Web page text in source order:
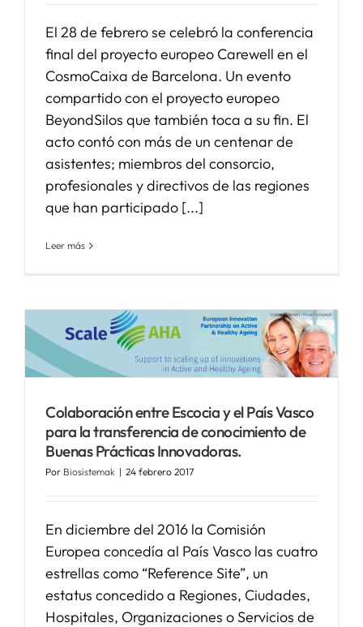
El 28 de febrero se celebró la conferencia
final del proyecto europeo Carewell en el
CosmoCaixa de Barcelona. Un evento
compartido con el proyecto europeo
BeyondSilos que también toca a su fin. El
acto contó con más de un centenar de
asistentes; miembros del consorcio,
profesionales y directivos de las regiones
que han participado [...]
Leer más
Colaboración entre Escocia y el País Vasco
para la transferencia de conocimiento de
Buenas Prácticas Innovadoras.
Por Biosistemak | 24 febrero 2017
En diciembre del 2016 la Comisión
Europea concedía al País Vasco las cuatro
estrellas como “Reference Site”, un
estatus concedido a Regiones, Ciudades,
Hospitales, Organizaciones o Servicios de